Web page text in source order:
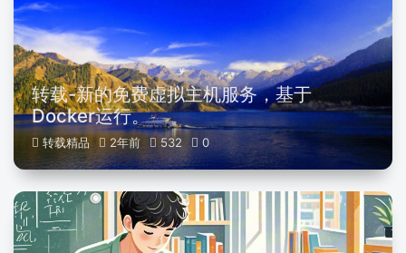
转载-新的免费虚拟主机服务，基于
Docker运行。
转载精品 2年前 532 0